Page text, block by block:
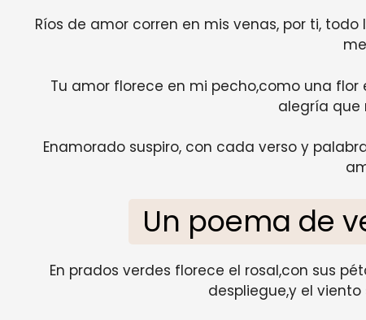
Ríos de amor corren en mis venas, por ti,
Tu amor florece en mi pecho,como una
alegría que
Enamorado suspiro, con cada verso y
Un poema de
En prados verdes florece el rosal,con sus
despliegue,y el